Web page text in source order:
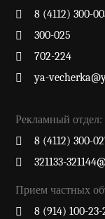
8 (4112) 300-
300-025
702-224
ya-
Рекламный отдел:
8 (4112) 300-
321133-
Прием частных
8 (914) 100-23-